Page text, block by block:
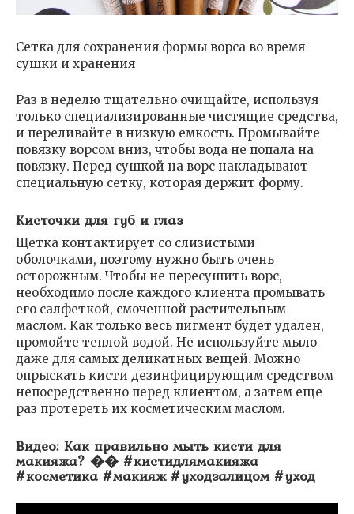
Сетка для сохранения формы ворса во время
сушки и хранения
Раз в неделю тщательно очищайте, используя
только специализированные чистящие средства,
и переливайте в низкую емкость. Промывайте
повязку ворсом вниз, чтобы вода не попала на
повязку. Перед сушкой на ворс накладывают
специальную сетку, которая держит форму.
Кисточки для губ и глаз
Щетка контактирует со слизистыми
оболочками, поэтому нужно быть очень
осторожным. Чтобы не пересушить ворс,
необходимо после каждого клиента промывать
его салфеткой, смоченной растительным
маслом. Как только весь пигмент будет удален,
промойте теплой водой. Не используйте мыло
даже для самых деликатных вещей. Можно
опрыскать кисти дезинфицирующим средством
непосредственно перед клиентом, а затем еще
раз протереть их косметическим маслом.
Видео: Как правильно мыть кисти для
макияжа? �� #кистидлямакияжа
#косметика #макияж #уходзалицом #уход